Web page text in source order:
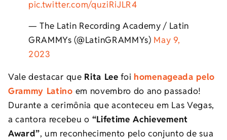
pic.twitter.com/quziRiJLR4
— The Latin Recording Academy / Latin
GRAMMYs (@LatinGRAMMYs) May 9,
2023
Vale destacar que Rita Lee foi homenageada pelo
Grammy Latino em novembro do ano passado!
Durante a cerimônia que aconteceu em Las Vegas,
a cantora recebeu o “Lifetime Achievement
Award”, um reconhecimento pelo conjunto de sua